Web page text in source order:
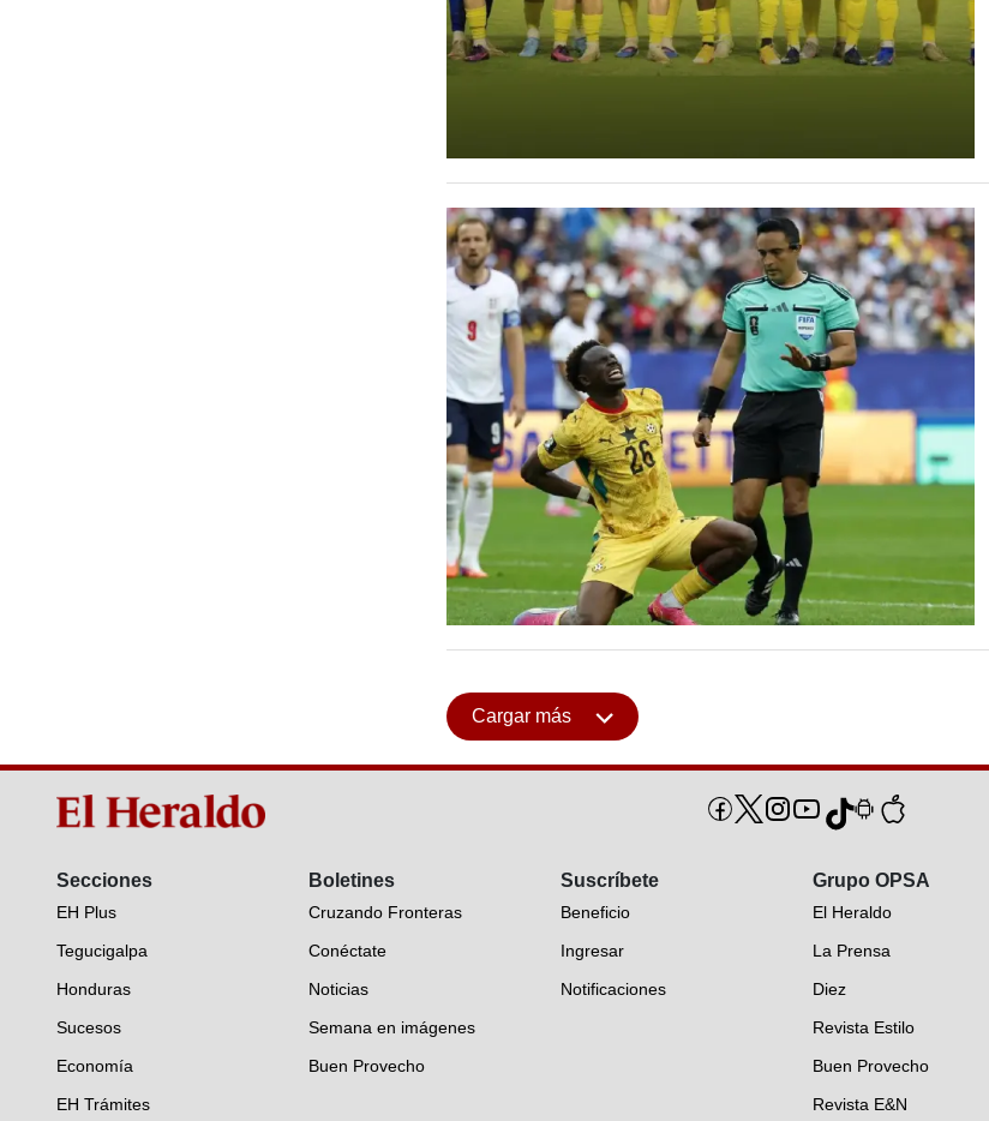
Cargar más
Secciones
EH Plus
Tegucigalpa
Honduras
Sucesos
Economía
EH Trámites
Boletines
Cruzando Fronteras
Conéctate
Noticias
Semana en imágenes
Buen Provecho
Suscríbete
Beneficio
Ingresar
Notificaciones
Grupo OPSA
El Heraldo
La Prensa
Diez
Revista Estilo
Buen Provecho
Revista E&N